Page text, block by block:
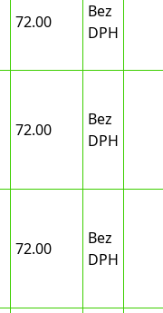
72.00
Bez
DPH
72.00
Bez
DPH
72.00
Bez
DPH